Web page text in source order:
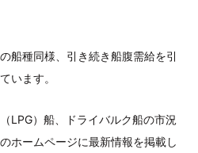
船種同様、引き続き船腹需給を引
います。
LPG）船、ドライバルク船の市況
ホームページに最新情報を掲載し